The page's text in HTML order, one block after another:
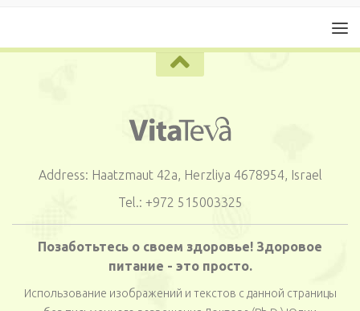
Address: Haatzmaut 42a, Herzliya 4678954, Israel
Tel.: +972 515003325
Позаботьтесь о своем здоровье! Здоровое
питание - это просто.
Использование изображений и текстов с данной страницы